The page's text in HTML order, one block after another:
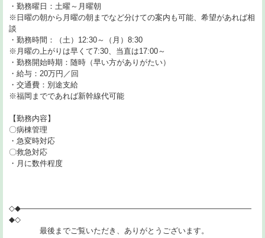
・勤務曜日：土曜～月曜朝
※日曜の朝から月曜の朝までなど分けての案内も可能、希望があれば相
談
・勤務時間：（土）12:30～（月）8:30
※月曜の上がりは早くて7:30、当直は17:00～
・勤務開始時期：随時（早い方がありがたい）
・給与：20万円／回
・交通費：別途支給
※福岡までであれば新幹線代可能
【勤務内容】
〇病棟管理
・急変時対応
〇救急対応
・月に数件程度
◇◆――――――――――――――――――――――――――――――
◆◇
最後までご覧いただき、ありがとうございます。